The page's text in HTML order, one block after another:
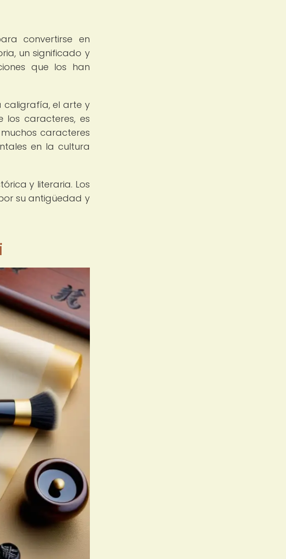
convertirse en
un significado y
que los han
caligrafía, el arte y
los caracteres, es
caracteres
en la cultura
y literaria. Los
su antigüedad y